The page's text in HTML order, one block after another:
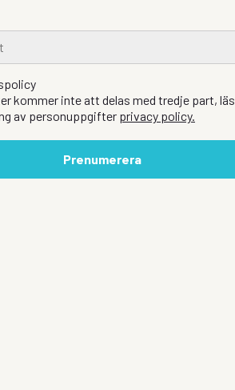
kommer inte att delas med tredje part,
av personuppgifter privacy policy.
Prenumerera